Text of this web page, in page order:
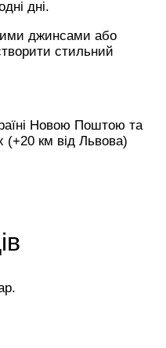
дні.
джинсами або
стильний
Новою Поштою та
(+20 км від Львова)